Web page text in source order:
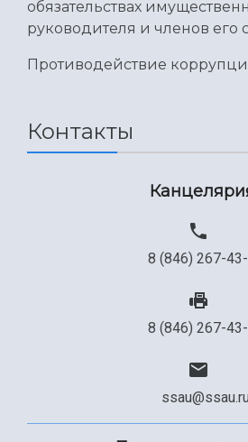
Международный
обязательствах
руководителя и членов его
Противодействие
Контакты
8 (846) 267-
8 (846) 267-
ssau@ssau.ru